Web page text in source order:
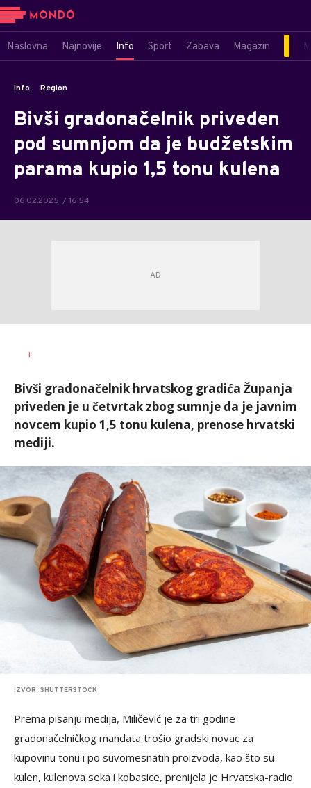
Naslovna Najnovije Info Sport Zabava Magazin
Info Region
Bivši gradonačelnik priveden
pod sumnjom da je budžetskim
parama kupio 1,5 tonu kulena
06.02.2025. / 16:54
AUTOR
1
Bivši gradonačelnik hrvatskog gradića Županja
priveden je u četvrtak zbog sumnje da je javnim
novcem kupio 1,5 tonu kulena, prenose hrvatski
mediji.
IZVOR: SHUTTERSTOCK
Prema pisanju medija, Miličević je za tri godine
gradonačelničkog mandata trošio gradski novac za
kupovinu tonu i po suvomesnatih proizvoda, kao što su
kulen, kulenova seka i kobasice, prenijela je Hrvatska-radio